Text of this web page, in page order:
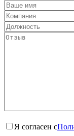
Я согласен с